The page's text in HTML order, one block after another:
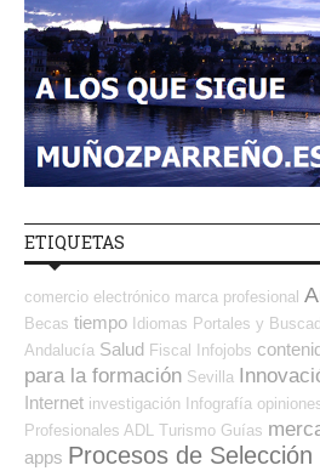
ETIQUETAS
comercio electrónico marca profesional
Becas tiempo Idiomas Portales y
Andalucía Salud Fiscal Infojobs
para la formación Sevilla
Internet investigación Infografía
Profesionales ADL
Turismo Guías
apps Procesos de